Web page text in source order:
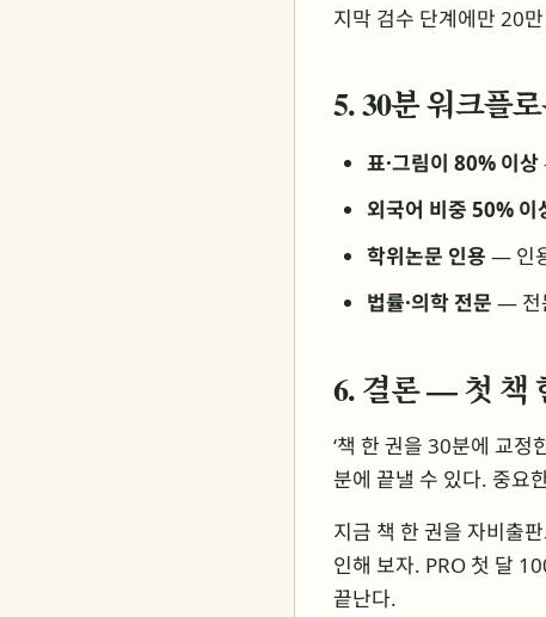
지막 검수 단계에만 20
5. 30분 워크플
표·그림이 80% 이상
외국어 비중 50% 이
학위논문 인용 — 인
법률·의학 전문 — 전
6. 결론 — 첫 책
‘책 한 권을 30분에 교
분에 끝낼 수 있다. 중요
지금 책 한 권을 자비출
인해 보자. PRO 첫 달
끝난다.